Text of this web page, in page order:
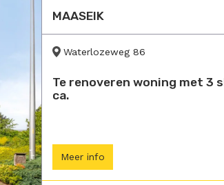
MAASEIK
Waterlozeweg 86
Te renoveren woning met 3
ca.
Meer info